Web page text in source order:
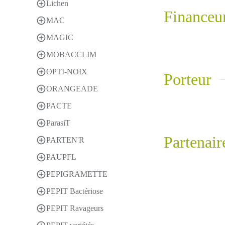
Lichen
MAC
MAGIC
MOBACCLIM
OPTI-NOIX
ORANGEADE
PACTE
ParasiT
PARTEN'R
PAUPFL
PEPIGRAMETTE
PEPIT Bactériose
PEPIT Ravageurs
Porteur